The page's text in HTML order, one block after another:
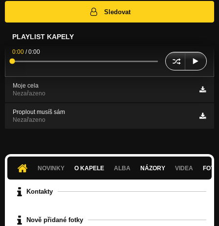
Sledovat
PLAYLIST KAPELY
0:00 /0:00
Moje cela
Nezařazeno
Proplout musíš sám
Nezařazeno
NOVINKY O KAPELE ALBA NÁZORY VIDEA
Kontakty
Nově přidané fotky